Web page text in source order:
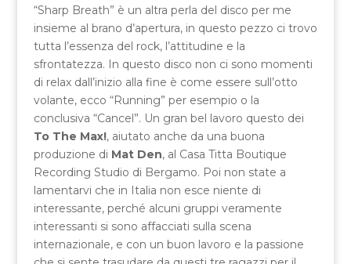
“Sharp Breath” è un altra perla del disco per me
insieme al brano d’apertura, in questo pezzo ci trovo
tutta l’essenza del rock, l’attitudine e la
sfrontatezza. In questo disco non ci sono momenti
di relax dall’inizio alla fine è come essere sull’otto
volante, ecco “Running” per esempio o la
conclusiva “Cancel”. Un gran bel lavoro questo dei
To The Max!, aiutato anche da una buona
produzione di Mat Den, al Casa Titta Boutique
Recording Studio di Bergamo. Poi non state a
lamentarvi che in Italia non esce niente di
interessante, perché alcuni gruppi veramente
interessanti si sono affacciati sulla scena
internazionale, e con un buon lavoro e la passione